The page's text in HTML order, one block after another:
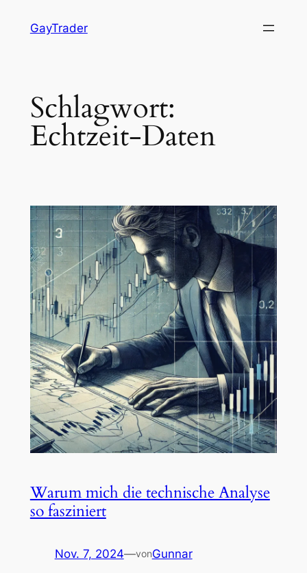
InhaltGayTrader
Schlagwort:
Echtzeit-Daten
Warum mich die technische Analyse
so fasziniert
Nov. 7, 2024—vonGunnar